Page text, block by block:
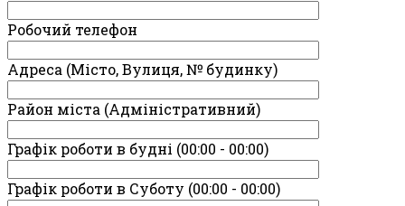
Робочий телефон
Адреса (Місто, Вулиця, № будинку)
Район міста (Адміністративний)
Графік роботи в будні (00:00 - 00:00)
Графік роботи в Суботу (00:00 - 00:00)